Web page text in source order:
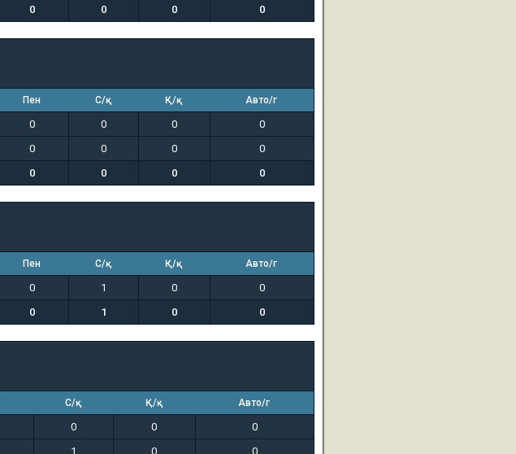
0 0 0 0
Пен С/қ Қ/қ Авто/г
0 0 0
0
0 0 0
0
0 0 0 0
Пен С/қ Қ/қ Авто/г
0 1 0
0
0 1 0 0
С/қ Қ/қ Авто/г
0 0
0
1 0
0